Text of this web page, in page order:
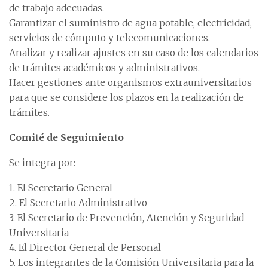
de trabajo adecuadas.
Garantizar el suministro de agua potable, electricidad,
servicios de cómputo y telecomunicaciones.
Analizar y realizar ajustes en su caso de los calendarios
de trámites académicos y administrativos.
Hacer gestiones ante organismos extrauniversitarios
para que se considere los plazos en la realización de
trámites.
Comité de Seguimiento
Se integra por:
1. El Secretario General
2. El Secretario Administrativo
3. El Secretario de Prevención, Atención y Seguridad
Universitaria
4. El Director General de Personal
5. Los integrantes de la Comisión Universitaria para la